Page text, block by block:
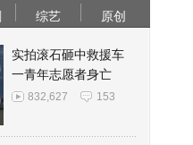
综艺 原创
实拍滚石砸中救援车
一青年志愿者身亡
832,627 153